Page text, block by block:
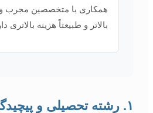
همکاری با متخصصین مجرب و
بالاتر و طبیعتاً هزینه بالاتری
۱. رشته تحصیلی و پیچیدگی موضوع